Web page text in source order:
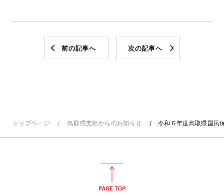
前の記事へ 次の記事へ
トップページ 鳥取県支部からのお知らせ 令和６年度鳥取県国民